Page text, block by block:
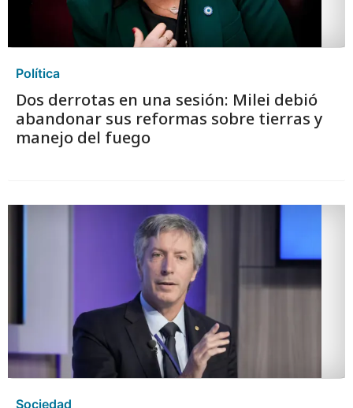
Política
Dos derrotas en una sesión: Milei debió
abandonar sus reformas sobre tierras y
manejo del fuego
Sociedad